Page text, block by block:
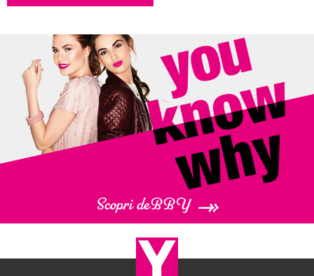
Scopri deBBY